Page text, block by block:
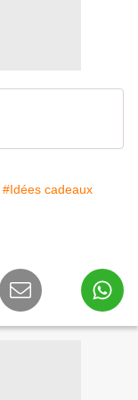
#Idées cadeaux